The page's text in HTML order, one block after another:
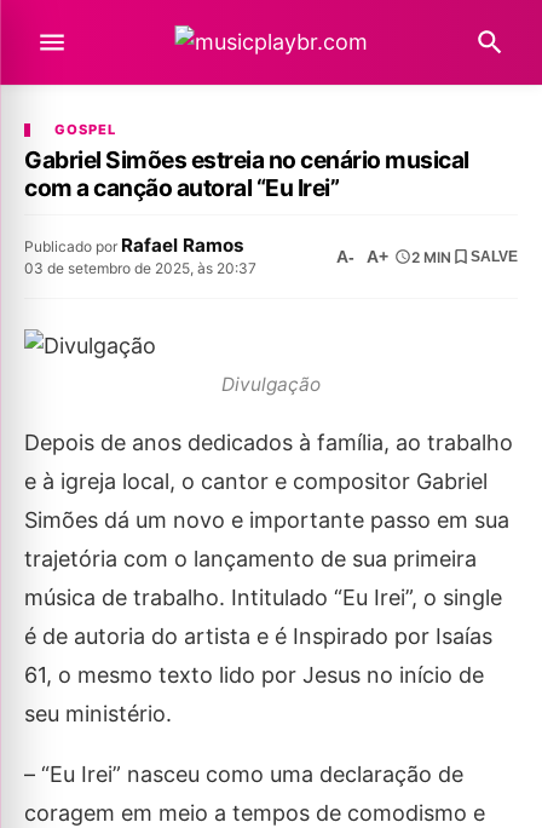
GOSPEL
Gabriel Simões estreia no cenário musical
com a canção autoral “Eu Irei”
Publicado por Rafael Ramos
03 de setembro de 2025, às 20:37
A- A+ 2 MIN SALVE
Divulgação
Depois de anos dedicados à família, ao trabalho
e à igreja local, o cantor e compositor Gabriel
Simões dá um novo e importante passo em sua
trajetória com o lançamento de sua primeira
música de trabalho. Intitulado “Eu Irei”, o single
é de autoria do artista e é Inspirado por Isaías
61, o mesmo texto lido por Jesus no início de
seu ministério.
– “Eu Irei” nasceu como uma declaração de
coragem em meio a tempos de comodismo e